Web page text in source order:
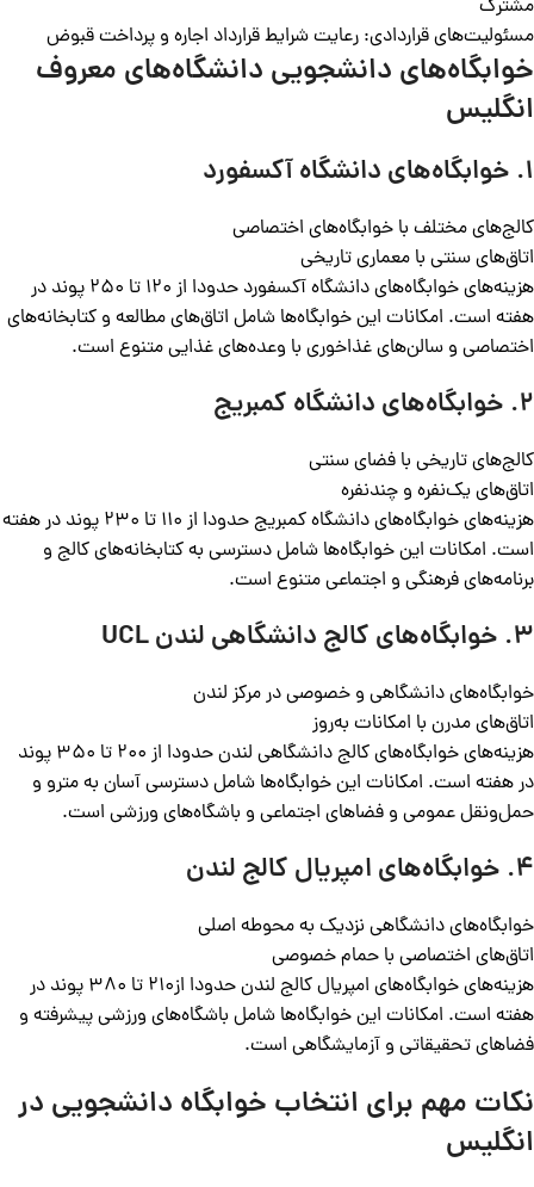
مشترک
مسئولیت‌های قراردادی: رعایت شرایط قرارداد اجاره و پرداخت قبوض
خوابگاه‌های دانشجویی دانشگاه‌های معروف
انگلیس
۱. خوابگاه‌های دانشگاه آکسفورد
کالج‌های مختلف با خوابگاه‌های اختصاصی
اتاق‌های سنتی با معماری تاریخی
هزینه‌های خوابگاه‌های دانشگاه آکسفورد حدودا از ۱۲۰ تا ۲۵۰ پوند در
هفته است. امکانات این خوابگاه‌ها شامل اتاق‌های مطالعه و کتابخانه‌های
اختصاصی و سالن‌های غذاخوری با وعده‌های غذایی متنوع است.
۲. خوابگاه‌های دانشگاه کمبریج
کالج‌های تاریخی با فضای سنتی
اتاق‌های یک‌نفره و چندنفره
هزینه‌های خوابگاه‌های دانشگاه کمبریج حدودا از ۱۱۰ تا ۲۳۰ پوند در هفته
است. امکانات این خوابگاه‌ها شامل دسترسی به کتابخانه‌های کالج و
برنامه‌های فرهنگی و اجتماعی متنوع است.
۳. خوابگاه‌های کالج دانشگاهی لندنUCL
خوابگاه‌های دانشگاهی و خصوصی در مرکز لندن
اتاق‌های مدرن با امکانات به‌روز
هزینه‌های خوابگاه‌های کالج دانشگاهی لندن حدودا از ۲۰۰ تا ۳۵۰ پوند
در هفته است. امکانات این خوابگاه‌ها شامل دسترسی آسان به مترو و
حمل‌ونقل عمومی و فضاهای اجتماعی و باشگاه‌های ورزشی است.
۴. خوابگاه‌های امپریال کالج لندن
خوابگاه‌های دانشگاهی نزدیک به محوطه اصلی
اتاق‌های اختصاصی با حمام خصوصی
هزینه‌های خوابگاه‌های امپریال کالج لندن حدودا از۲۱۰ تا ۳۸۰ پوند در
هفته است. امکانات این خوابگاه‌ها شامل باشگاه‌های ورزشی پیشرفته و
فضاهای تحقیقاتی و آزمایشگاهی است.
نکات مهم برای انتخاب خوابگاه دانشجویی در
انگلیس